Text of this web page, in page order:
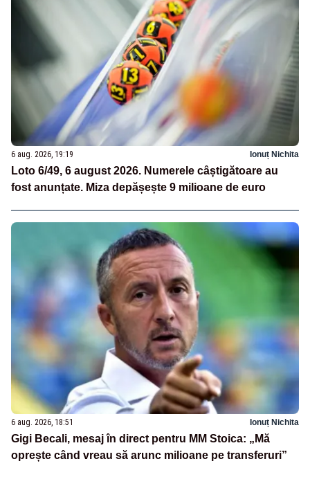
6 aug. 2026, 19:19 Ionuț Nichita
Loto 6/49, 6 august 2026. Numerele câștigătoare au
fost anunțate. Miza depășește 9 milioane de euro
6 aug. 2026, 18:51 Ionuț Nichita
Gigi Becali, mesaj în direct pentru MM Stoica: „Mă
oprește când vreau să arunc milioane pe transferuri”